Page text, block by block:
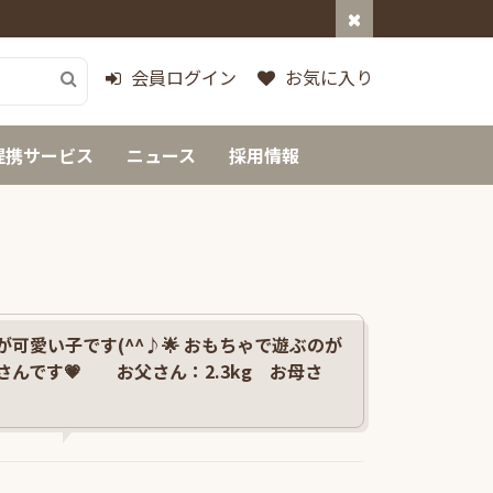
会員ログイン お気に入り
携サービス ニュース 採用情報
可愛い子です(^^♪🌟 おもちゃで遊ぶのが
さんです💗 お父さん：2.3kg お母さ